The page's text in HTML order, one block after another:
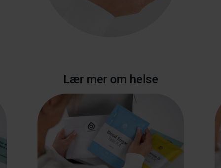
Lær mer om helse